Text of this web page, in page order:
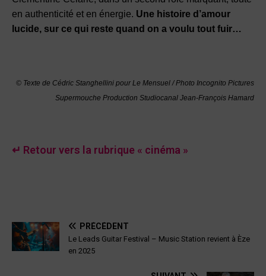
en authenticité et en énergie. Une histoire d’amour
lucide, sur ce qui reste quand on a voulu tout fuir…
© Texte de Cédric Stanghellini pour Le Mensuel / Photo Incognito Pictures
Supermouche Production Studiocanal Jean-François Hamard
↵ Retour vers la rubrique « cinéma »
PRÉCÉDENT
Le Leads Guitar Festival – Music Station revient à Èze
en 2025